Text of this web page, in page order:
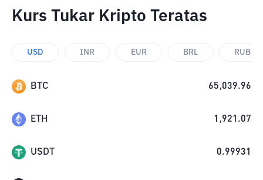
Kurs Tukar Kripto Teratas
USD INR EUR BRL RUB
BTC 65,039.96
ETH 1,921.07
USDT 0.99931